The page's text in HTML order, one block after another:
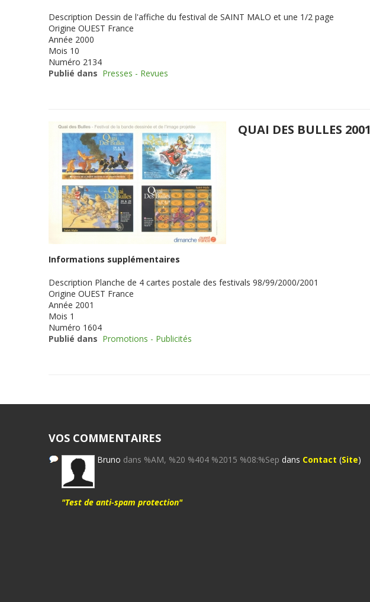
Description Dessin de l'affiche du festival de SAINT MALO et une 1/2 page
Origine OUEST France
Année 2000
Mois 10
Numéro 2134
Publié dans Presses - Revues
QUAI DES BULLES 2001
Informations supplémentaires
Description Planche de 4 cartes postale des festivals 98/99/2000/2001
Origine OUEST France
Année 2001
Mois 1
Numéro 1604
Publié dans Promotions - Publicités
VOS COMMENTAIRES
Bruno dans %AM, %20 %404 %2015 %08:%Sep dans Contact (Site)
"Test de anti-spam protection"